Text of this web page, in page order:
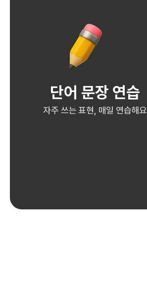
단어 문장 연습
자주 쓰는 표현, 매일 연습해요